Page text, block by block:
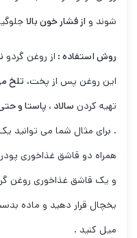
شوند و از فشار خون بالا
روش استفاده : از روغن گردو
این روغن پس از پخت، تلخ
تهیه کردن سالاد ، پاستا و
. برای مثال شما می توانید
همراه دو قاشق غذاخوری
و یک قاشق غذاخوری روغن
یخچال قرار دهید و ماده
میل کنید .